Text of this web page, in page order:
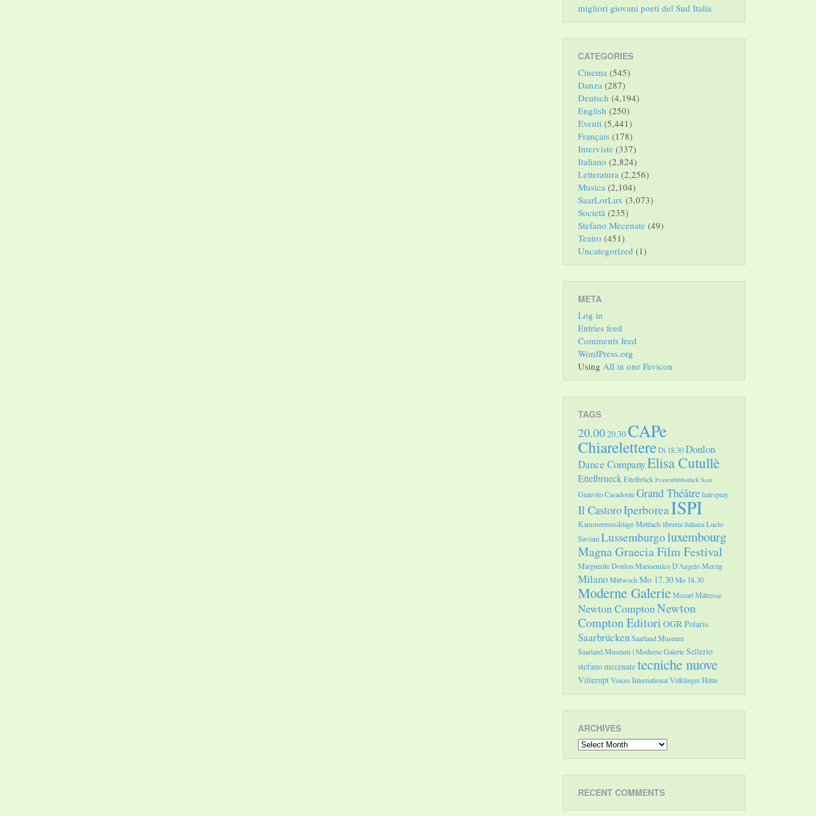
migliori giovani poeti del Sud Italia
CATEGORIES
Cinema (545)
Danza (287)
Deutsch (4,194)
English (250)
Eventi (5,441)
Français (178)
Interviste (337)
Italiano (2,824)
Letteratura (2,256)
Musica (2,104)
SaarLorLux (3,073)
Società (235)
Stefano Mecenate (49)
Teatro (451)
Uncategorized (1)
META
Log in
Entries feed
Comments feed
WordPress.org
Using All in one Favicon
TAGS
20.00 20.30CAPe
ChiarelettereDi 18.30Donlon
Dance CompanyElisa Cutullè
EttelbrueckEttelbrück Frauenbibliothek Saar
Gianvito CasadonteGrand Théâtrehairspray
Il CastoroIperboreaISPI
Kammermusiktage Mettlachlibreria italianaLucio
SavianiLussemburgoluxembourg
Magna Graecia Film Festival
Marguerite DonlonMarioenrico D'AngeloMerzig
MilanoMittwochMo 17.30Mo 18.30
Moderne GalerieMozartMätresse
Newton ComptonNewton
Compton Editori OGRPolaris
SaarbrückenSaarland.Museum
Saarland.Museum | Moderne GalerieSellerio
stefano mecenatetecniche nuove
VilleruptVoices InternationalVölklinger Hütte
ARCHIVES
Archives
RECENT COMMENTS